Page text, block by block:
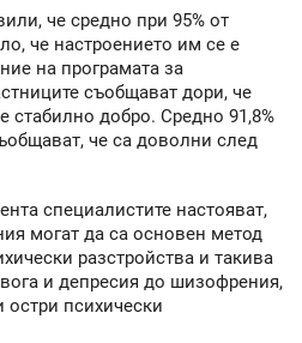
че средно при 95% от
че настроението им се е
на програмата за
съобщават дори, че
стабилно добро. Средно 91,8%
че са доволни след
специалистите настояват,
могат да са основен метод
разстройства и такива
и депресия до шизофрения,
психически